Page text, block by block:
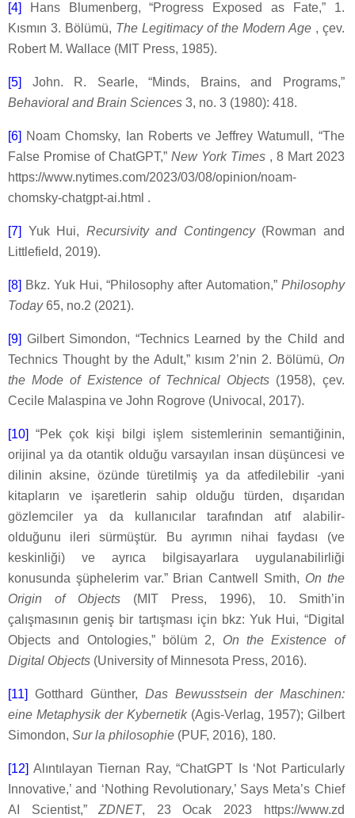
[4]
Hans Blumenberg, “Progress Exposed as Fate,” 1.
Kısmın 3. Bölümü, The Legitimacy of the Modern Age , çev.
Robert M. Wallace (MIT Press, 1985).
[5]
John. R. Searle, “Minds, Brains, and Programs,”
Behavioral and Brain Sciences 3, no. 3 (1980): 418.
[6] Noam Chomsky, Ian Roberts ve Jeffrey Watumull, “The
False Promise of ChatGPT,” New York Times, 8 Mart 2023
https://www.nytimes.com/2023/03/08/opinion/noam-
chomsky-chatgpt-ai.html .
[7] Yuk Hui, Recursivity and Contingency(Rowman and
Littlefield, 2019).
[8] Bkz. Yuk Hui, “Philosophy after Automation,” Philosophy
Today65, no.2 (2021).
[9] Gilbert Simondon, “Technics Learned by the Child and
Technics Thought by the Adult,” kısım 2’nin 2. Bölümü, On
the Mode of Existence of Technical Objects (1958), çev.
Cecile Malaspina ve John Rogrove (Univocal, 2017).
[10]
“Pek çok kişi bilgi işlem sistemlerinin semantiğinin,
orijinal ya da otantik olduğu varsayılan insan düşüncesi ve
dilinin aksine, özünde türetilmiş ya da atfedilebilir -yani
kitapların ve işaretlerin sahip olduğu türden, dışarıdan
gözlemciler ya da kullanıcılar tarafından atıf alabilir-
olduğunu ileri sürmüştür. Bu ayrımın nihai faydası (ve
keskinliği) ve ayrıca bilgisayarlara uygulanabilirliği
konusunda şüphelerim var.” Brian Cantwell Smith, On the
Origin of Objects (MIT Press, 1996), 10. Smith’in
çalışmasının geniş bir tartışması için bkz: Yuk Hui, “Digital
Objects and Ontologies,” bölüm 2, On the Existence of
Digital Objects (University of Minnesota Press, 2016).
[11] Gotthard Günther, Das Bewusstsein der Maschinen:
eine Metaphysik der Kybernetik(Agis-Verlag, 1957); Gilbert
Simondon, Sur la philosophie (PUF, 2016), 180.
[12] Alıntılayan Tiernan Ray, “ChatGPT Is ‘Not Particularly
Innovative,’ and ‘Nothing Revolutionary,’ Says Meta’s Chief
AI Scientist,”ZDNET, 23 Ocak 2023 https://www.zd